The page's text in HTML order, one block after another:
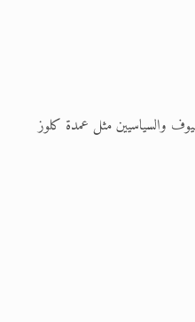
أكثر من 120 من كبار الشخصيات والضيوف والسياسيين مثل عمدة كلوز